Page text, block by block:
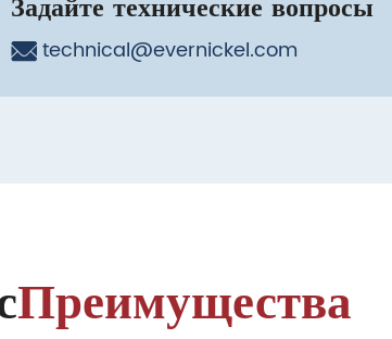
technical@evernickel.com
Преимущества